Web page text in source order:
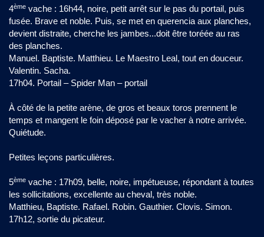
4ème vache : 16h44, noire, petit arrêt sur le pas du portail, puis
fusée. Brave et noble. Puis, se met en querencia aux planches,
devient distraite, cherche les jambes...doit être toréée au ras
des planches.
Manuel. Baptiste. Matthieu. Le Maestro Leal, tout en douceur.
Valentin. Sacha.
17h04. Portail – Spider Man – portail
À côté de la petite arène, de gros et beaux toros prennent le
temps et mangent le foin déposé par le vacher à notre arrivée.
Quiétude.
Petites leçons particulières.
5ème vache : 17h09, belle, noire, impétueuse, répondant à toutes
les sollicitations, excellente au cheval, très noble.
Matthieu, Baptiste. Rafael. Robin. Gauthier. Clovis. Simon.
17h12, sortie du picateur.